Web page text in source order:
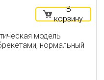
В
корзину
модель
нормальный